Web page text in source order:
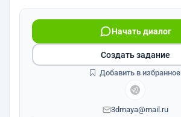
Начать диалог
3dmaya@mail.ru
Создать задание
Добавить в избранное